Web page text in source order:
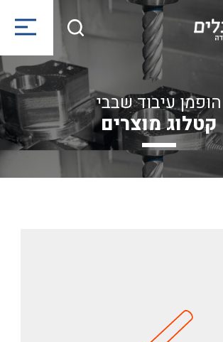
הופמן עיבוד שבבי
קטלוג מוצרים